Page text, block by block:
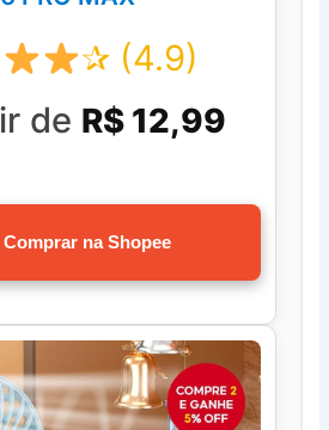
✰ (4.9)
de R$ 12,99
Comprar na Shopee